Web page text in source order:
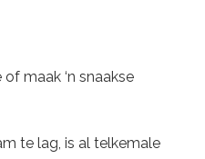
maak ‘n snaakse
te lag, is al telkemale